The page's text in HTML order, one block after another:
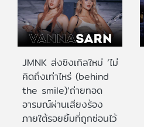
JMNK ส่งซิงเกิลใหม่ ‘ไม่
คิดถึงเท่าไหร่ (behind
the smile)’ถ่ายทอด
อารมณ์ผ่านเสียงร้อง
ภายใต้รอยยิ้มที่ถูกซ่อนไว้